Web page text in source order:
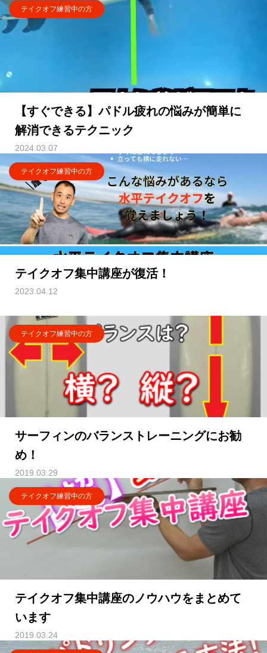
テイクオフ練習中の方
【すぐできる】パドル疲れの悩みが簡単に
解消できるテクニック
2024.03.07
テイクオフ練習中の方
テイクオフ集中講座が復活！
2023.04.12
テイクオフ練習中の方
サーフィンのバランストレーニングにお勧
め！
2019.03.29
テイクオフ練習中の方
テイクオフ集中講座のノウハウをまとめて
います
2019.03.24